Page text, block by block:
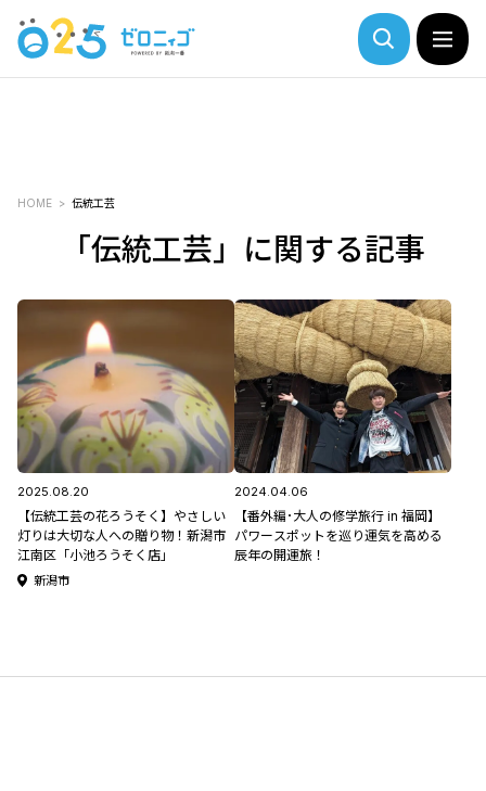
HOME 伝統工芸
「伝統工芸」に関する記事
2025.08.20
【伝統工芸の花ろうそく】やさしい
灯りは大切な人への贈り物！新潟市
江南区「小池ろうそく店」
新潟市
2024.04.06
【番外編･大人の修学旅行 in 福岡】
パワースポットを巡り運気を高める
辰年の開運旅！